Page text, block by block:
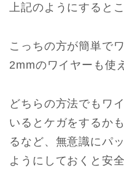
上記のようにすると
こっちの方が簡単で
2mmのワイヤーも使
どちらの方法でもワ
いるとケガをするか
るなど、無意識にパ
ようにしておくと安全